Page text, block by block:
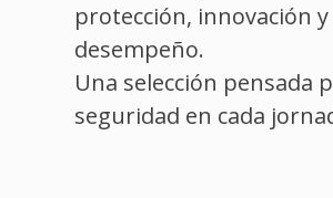
protección, innovación
desempeño.
Una selección pensada
seguridad en cada